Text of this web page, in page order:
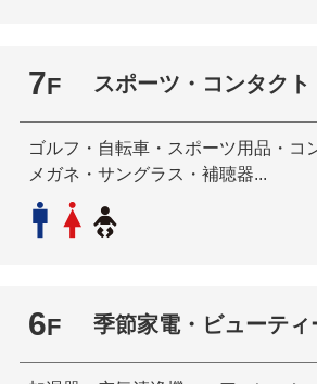
7F スポーツ・コンタクト
ゴルフ・自転車・スポーツ用品・コ
メガネ・サングラス・補聴器...
6F 季節家電・ビューティ